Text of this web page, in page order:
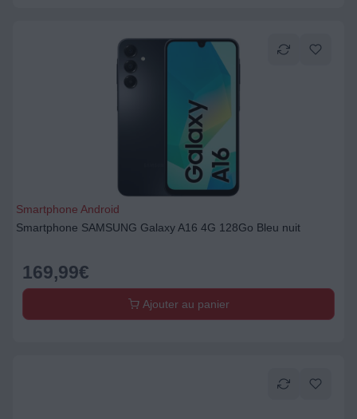
Smartphone Android
Smartphone SAMSUNG Galaxy A16 4G 128Go Bleu nuit
169,99€
Ajouter au panier